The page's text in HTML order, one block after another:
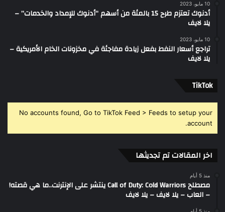
10 مايو، 2023
أدنوك تعتزم طرح 15 بالمئة من أسهم “أدنوك للإمداد والخدمات” –
يلا لايف
10 مايو، 2023
تراجع أسعار النفط بفعل زيادة مفاجئة في مخزونات الخام الأمريكية –
يلا لايف
‫TikTok
No accounts found, Go to TikTok Feed > Feeds to setup your
account.
اخر المقالات تم تجديثها
منذ 5 أيام
مصطلح Call of Duty: Cold Warriors ينتشر على الإنترنت..ما هي قصته!
– العاب – يلا لايف – يلا لايف